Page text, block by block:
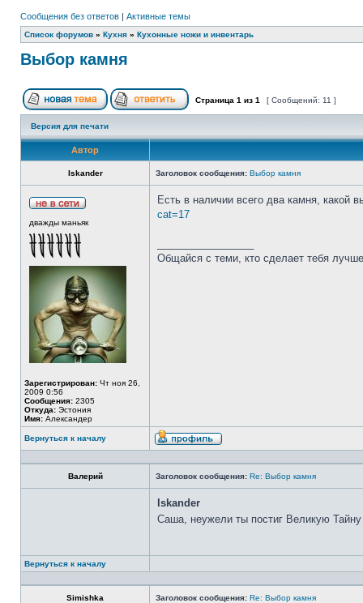
Сообщения без ответов | Активные темы
Список форумов » Кухня » Кухонные ножи и инвентарь
Выбор камня
Страница 1 из 1 [ Сообщений: 11 ]
Версия для печати
Автор
Iskander Заголовок сообщения: Выбор камня
дважды маньяк
Зарегистрирован: Чт ноя 26,
2009 0:56
Сообщения: 2305
Откуда: Эстония
Имя: Александер
Есть в наличии всего два камня, какой
cat=17
Общайся с теми, кто сделает тебя
Вернуться к началу
Валерий Заголовок сообщения: Re: Выбор камня
Iskander
Саша, неужели ты постиг Великую
Вернуться к началу
Simishka Заголовок сообщения: Re: Выбор камня